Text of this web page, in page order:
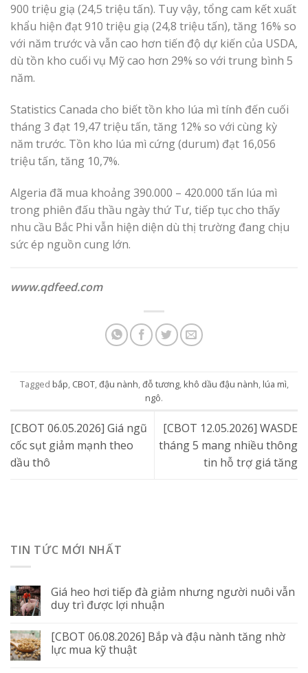
900 triệu giạ (24,5 triệu tấn). Tuy vậy, tổng cam kết xuất
khẩu hiện đạt 910 triệu giạ (24,8 triệu tấn), tăng 16% so
với năm trước và vẫn cao hơn tiến độ dự kiến của USDA,
dù tồn kho cuối vụ Mỹ cao hơn 29% so với trung bình 5
năm.
Statistics Canada cho biết tồn kho lúa mì tính đến cuối
tháng 3 đạt 19,47 triệu tấn, tăng 12% so với cùng kỳ
năm trước. Tồn kho lúa mì cứng (durum) đạt 16,056
triệu tấn, tăng 10,7%.
Algeria đã mua khoảng 390.000 – 420.000 tấn lúa mì
trong phiên đấu thầu ngày thứ Tư, tiếp tục cho thấy
nhu cầu Bắc Phi vẫn hiện diện dù thị trường đang chịu
sức ép nguồn cung lớn.
www.qdfeed.com
Tagged bắp, CBOT,đậu nành,đỗ tương, khô dầu đậu nành, lúa mì,
ngô.
[CBOT 06.05.2026] Giá ngũ
cốc sụt giảm mạnh theo
dầu thô
[CBOT 12.05.2026] WASDE
tháng 5 mang nhiều thông
tin hỗ trợ giá tăng
TIN TỨC MỚI NHẤT
Giá heo hơi tiếp đà giảm nhưng người nuôi vẫn
duy trì được lợi nhuận
[CBOT 06.08.2026] Bắp và đậu nành tăng nhờ
lực mua kỹ thuật